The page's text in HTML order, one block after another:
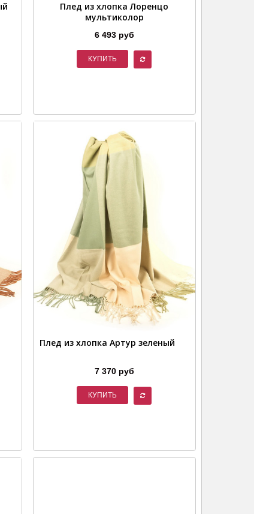
Плед из хлопка Лоренцо
мультиколор
6 493 руб
КУПИТЬ
Плед из хлопка Артур зеленый
7 370 руб
КУПИТЬ